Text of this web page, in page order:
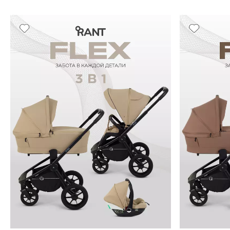
10% 10%